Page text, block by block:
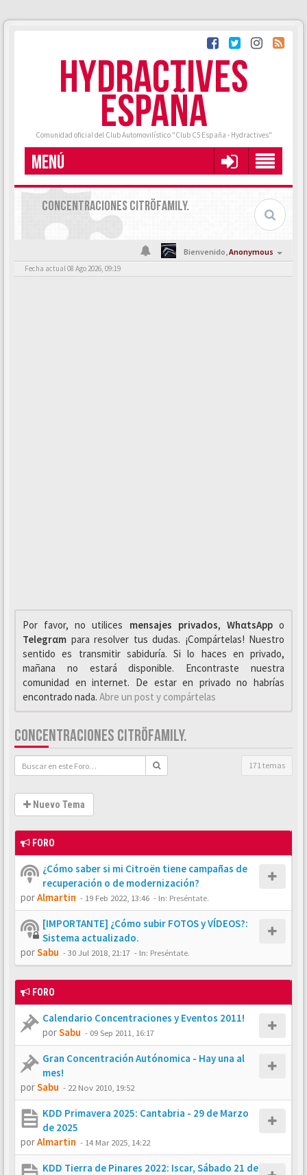
HYDRACTIVES
ESPAÑA
Comunidad oficial del Club Automovilístico "Club C5 España - Hydractives"
MENÚ
CONCENTRACIONES CITRÖFAMILY.
Bienvenido,Anonymous
Fecha actual 08 Ago 2026, 09:19
Por favor, no utilices mensajes privados, WhαtsAppo
Telegrαm para resolver tus dudas. ¡Compártelas! Nuestro
sentido es transmitir sabiduría. Si lo haces en privado,
mañana no estará disponible. Encontraste nuestra
comunidad en internet. De estar en privado no habrías
encontrado nada. Abre un post y compártelas
CONCENTRACIONES CITRÖFAMILY.
171 temas
Nuevo Tema
FORO
¿Cómo saber si mi Citroën tiene campañas de
recuperación o de modernización?
porAlmartin - 19 Feb 2022, 13:46 - In: Preséntate.
[IMPORTANTE] ¿Cómo subir FOTOS y VÍDEOS?:
Sistema actualizado.
porSabu -30 Jul 2018, 21:17 - In: Preséntate.
FORO
Calendario Concentraciones y Eventos 2011!
porSabu - 09 Sep 2011, 16:17
Gran Concentración Autónomica - Hay una al
mes!
porSabu - 22 Nov 2010, 19:52
KDD Primavera 2025: Cantabria - 29 de Marzo
de 2025
porAlmartin - 14 Mar 2025, 14:22
KDD Tierra de Pinares 2022: Iscar, Sábado 21 de